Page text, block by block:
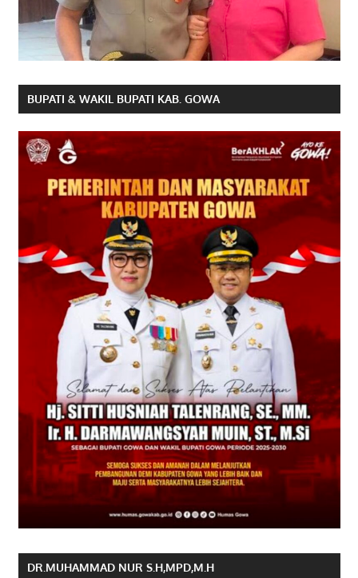
BUPATI & WAKIL BUPATI KAB. GOWA
DR.MUHAMMAD NUR S.H,MPD,M.H